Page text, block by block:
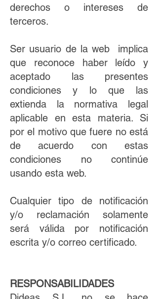
derechos o intereses de
terceros.
Ser usuario de la web implica
que reconoce haber leído y
aceptado las presentes
condiciones y lo que las
extienda la normativa legal
aplicable en esta materia. Si
por el motivo que fuere no está
de acuerdo con estas
condiciones no continúe
usando esta web.
Cualquier tipo de notificación
y/o reclamación solamente
será válida por notificación
escrita y/o correo certificado.
RESPONSABILIDADES